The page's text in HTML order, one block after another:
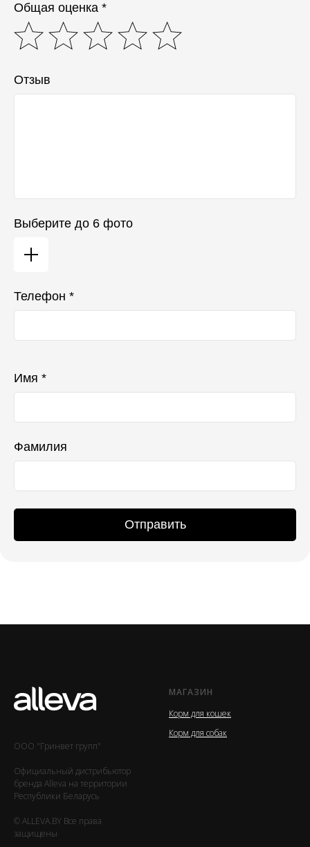
Общая оценка *
Отзыв
Выберите до 6 фото
Телефон *
Имя *
Фамилия
Отправить
ООО "Гринвет групп"
Официальный дистрибьютор
бренда Alleva на территории
Республики Беларусь
© ALLEVA.BY Все права
защищены
МАГАЗИН
Корм для кошек
Корм для собак